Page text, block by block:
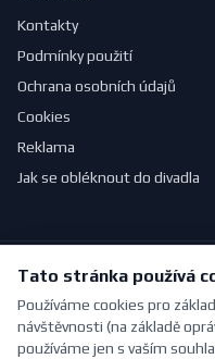
Kontakty
Podmínky použití
Ochrana osobních údajů
Cookies
Reklama
Jak se obléknout do divadla
© 2026
Vytvořeno s ❤ pro
Tato stránka používá
Používáme cookies pro
návštěvnosti (na základě
používáme jen s vaším